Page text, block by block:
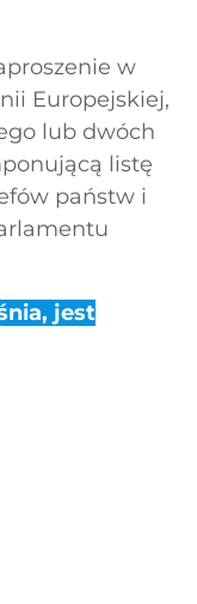
w
Europejskiej,
lub dwóch
listę
państw i
jest